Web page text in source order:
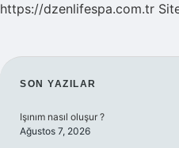
https://dzenlifespa.com.tr
SIDEBAR
SON YAZILAR
Işınım nasıl oluşur ?
Ağustos 7, 2026